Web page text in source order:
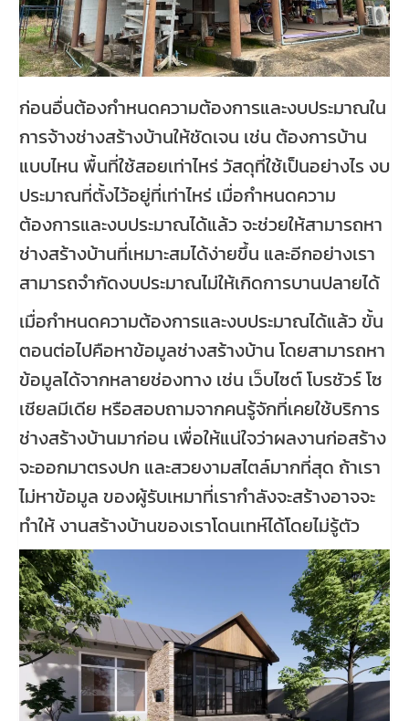
ก่อนอื่นต้องกำหนดความต้องการและงบประมาณใน
การจ้างช่างสร้างบ้านให้ชัดเจน เช่น ต้องการบ้าน
แบบไหน พื้นที่ใช้สอยเท่าไหร่ วัสดุที่ใช้เป็นอย่างไร งบ
ประมาณที่ตั้งไว้อยู่ที่เท่าไหร่ เมื่อกำหนดความ
ต้องการและงบประมาณได้แล้ว จะช่วยให้สามารถหา
ช่างสร้างบ้านที่เหมาะสมได้ง่ายขึ้น และอีกอย่างเรา
สามารถจำกัดงบประมาณไม่ให้เกิดการบานปลายได้
เมื่อกำหนดความต้องการและงบประมาณได้แล้ว ขั้น
ตอนต่อไปคือหาข้อมูลช่างสร้างบ้าน โดยสามารถหา
ข้อมูลได้จากหลายช่องทาง เช่น เว็บไซต์ โบรชัวร์ โซ
เชียลมีเดีย หรือสอบถามจากคนรู้จักที่เคยใช้บริการ
ช่างสร้างบ้านมาก่อน เพื่อให้แน่ใจว่าผลงานก่อสร้าง
จะออกมาตรงปก และสวยงามสไตล์มากที่สุด ถ้าเรา
ไม่หาข้อมูล ของผู้รับเหมาที่เรากำลังจะสร้างอาจจะ
ทำให้ งานสร้างบ้านของเราโดนเทห์ได้โดยไม่รู้ตัว